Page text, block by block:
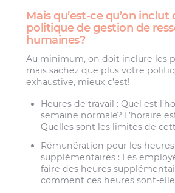
Mais qu’est-ce qu’on inclut
politique de gestion de
humaines?
Au minimum, on doit inclure les
mais sachez que plus votre
exhaustive, mieux c’est!
Heures de travail : Quel est
semaine normale? L’horaire
Quelles sont les limites de
Rémunération pour les heures
supplémentaires : Les
faire des heures
comment ces heures sont-